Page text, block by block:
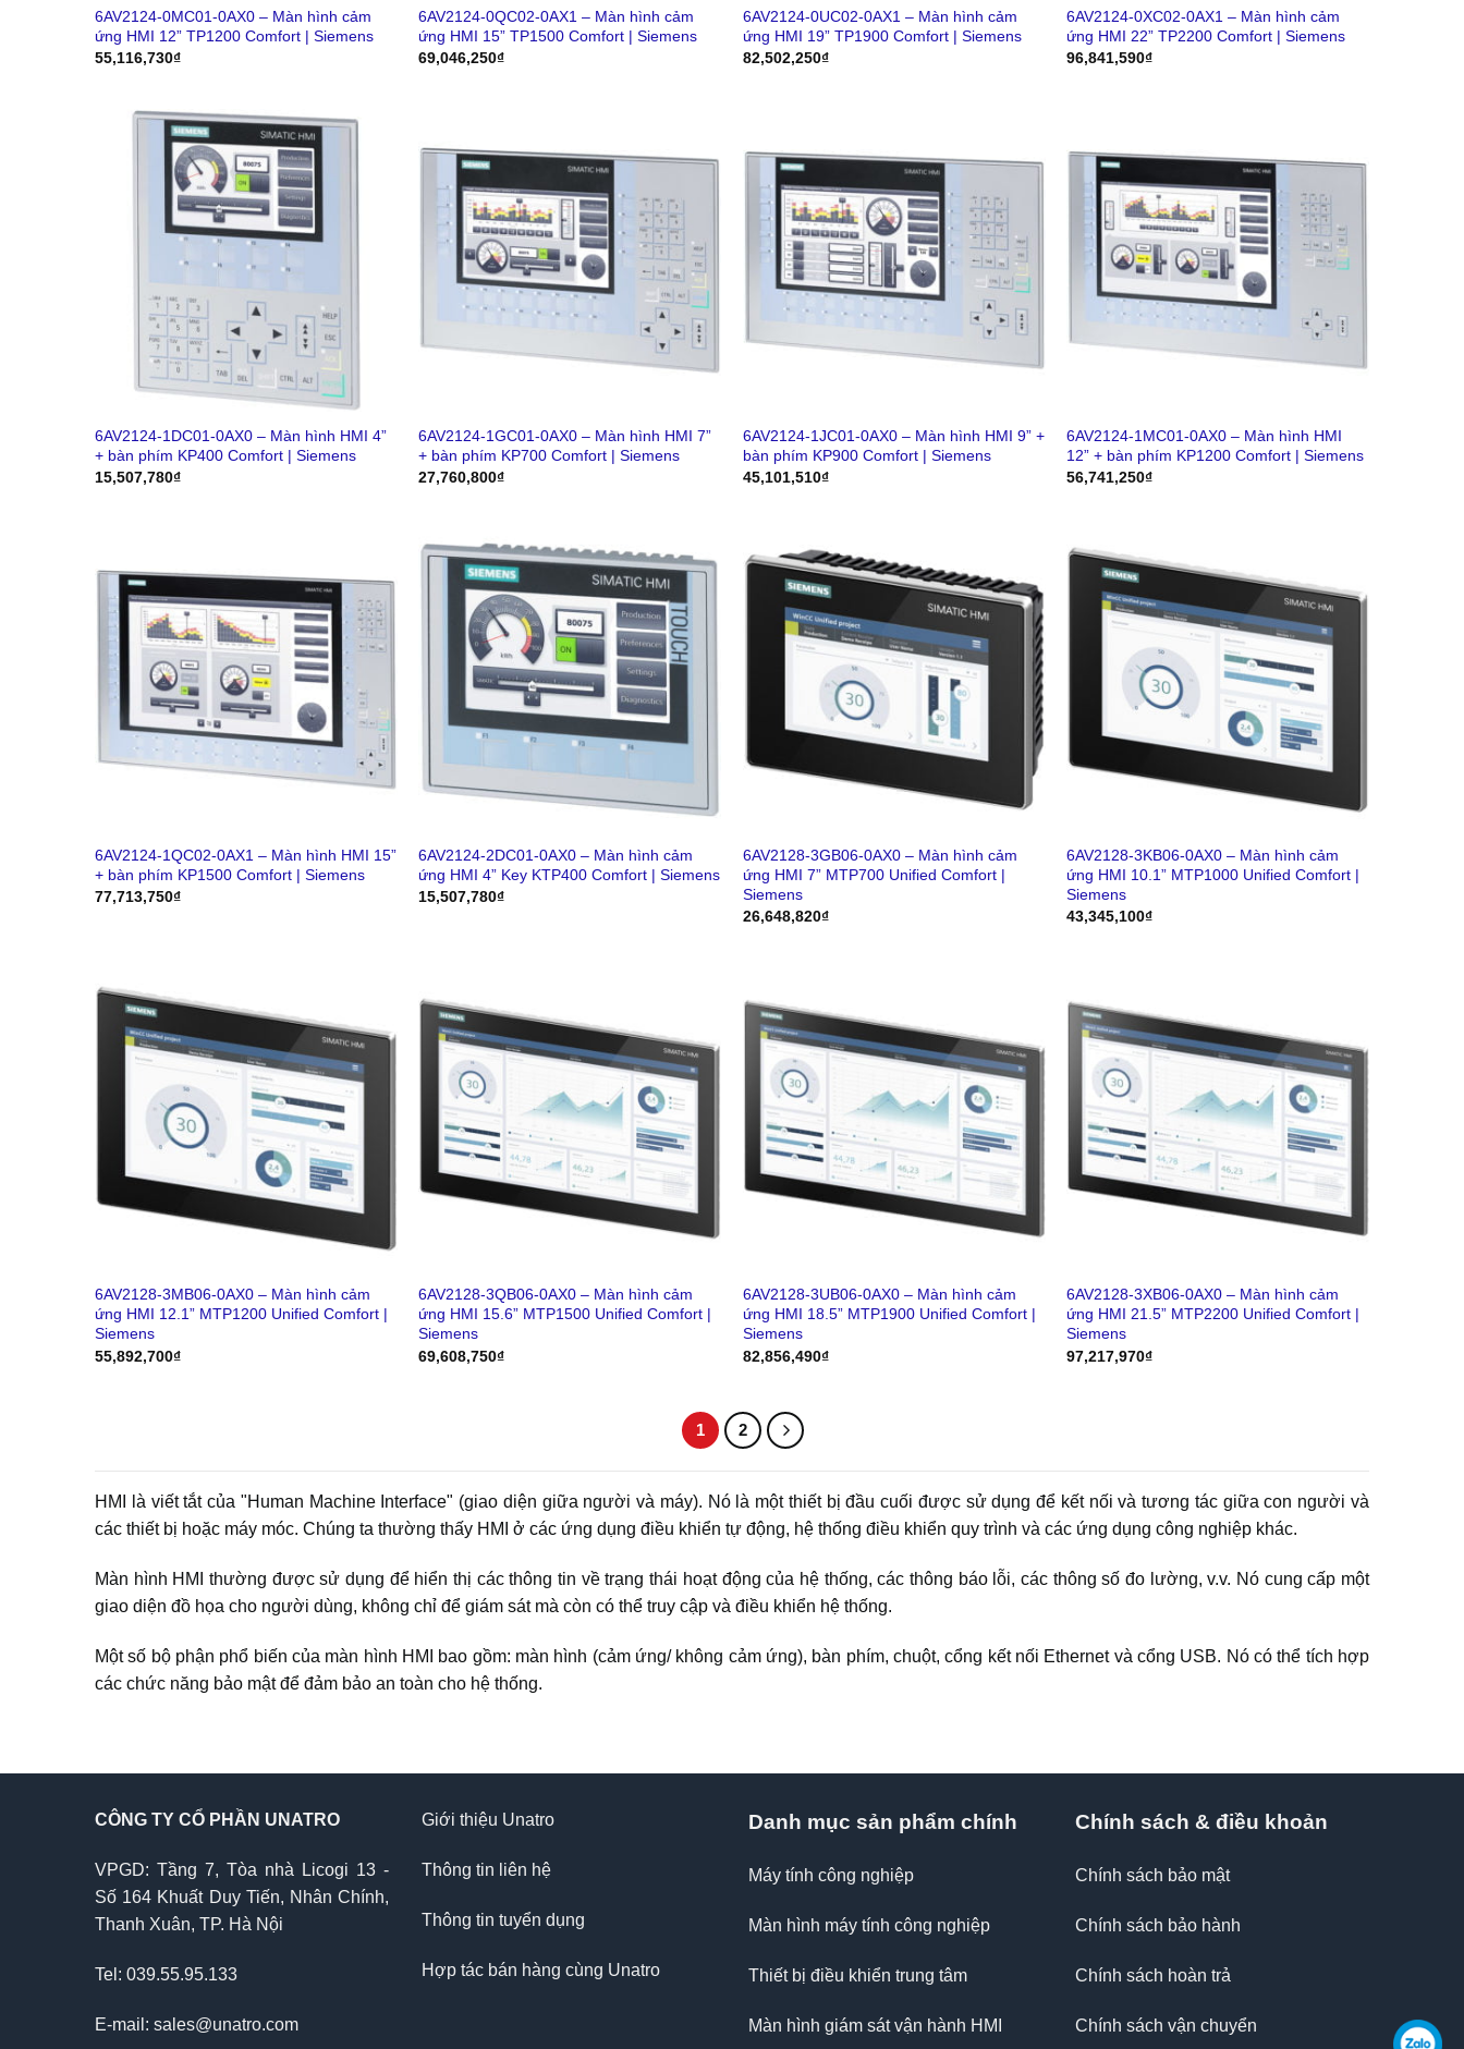
6AV2124-0MC01-0AX0 – Màn hình cảm
ứng HMI 12” TP1200 Comfort | Siemens
55,116,730₫
6AV2124-0QC02-0AX1 – Màn hình cảm
ứng HMI 15” TP1500 Comfort | Siemens
69,046,250₫
6AV2124-0UC02-0AX1 – Màn hình cảm
ứng HMI 19” TP1900 Comfort | Siemens
82,502,250₫
6AV2124-0XC02-0AX1 – Màn hình cảm
ứng HMI 22” TP2200 Comfort | Siemens
96,841,590₫
6AV2124-1DC01-0AX0 – Màn hình HMI 4”
+ bàn phím KP400 Comfort | Siemens
15,507,780₫
6AV2124-1GC01-0AX0 – Màn hình HMI 7”
+ bàn phím KP700 Comfort | Siemens
27,760,800₫
6AV2124-1JC01-0AX0 – Màn hình HMI 9” +
bàn phím KP900 Comfort | Siemens
45,101,510₫
6AV2124-1MC01-0AX0 – Màn hình HMI
12” + bàn phím KP1200 Comfort | Siemens
56,741,250₫
6AV2124-1QC02-0AX1 – Màn hình HMI 15”
+ bàn phím KP1500 Comfort | Siemens
77,713,750₫
6AV2124-2DC01-0AX0 – Màn hình cảm
ứng HMI 4” Key KTP400 Comfort | Siemens
15,507,780₫
6AV2128-3GB06-0AX0 – Màn hình cảm
ứng HMI 7” MTP700 Unified Comfort |
Siemens
26,648,820₫
6AV2128-3KB06-0AX0 – Màn hình cảm
ứng HMI 10.1” MTP1000 Unified Comfort |
Siemens
43,345,100₫
6AV2128-3MB06-0AX0 – Màn hình cảm
ứng HMI 12.1” MTP1200 Unified Comfort |
Siemens
55,892,700₫
6AV2128-3QB06-0AX0 – Màn hình cảm
ứng HMI 15.6” MTP1500 Unified Comfort |
Siemens
69,608,750₫
6AV2128-3UB06-0AX0 – Màn hình cảm
ứng HMI 18.5” MTP1900 Unified Comfort |
Siemens
82,856,490₫
6AV2128-3XB06-0AX0 – Màn hình cảm
ứng HMI 21.5” MTP2200 Unified Comfort |
Siemens
97,217,970₫
1 2
HMI là viết tắt của "Human Machine Interface" (giao diện giữa người và máy). Nó là một thiết bị đầu cuối được sử dụng để kết nối và tương tác giữa con người và
các thiết bị hoặc máy móc. Chúng ta thường thấy HMI ở các ứng dụng điều khiển tự động, hệ thống điều khiển quy trình và các ứng dụng công nghiệp khác.
Màn hình HMI thường được sử dụng để hiển thị các thông tin về trạng thái hoạt động của hệ thống, các thông báo lỗi, các thông số đo lường, v.v. Nó cung cấp một
giao diện đồ họa cho người dùng, không chỉ để giám sát mà còn có thể truy cập và điều khiển hệ thống.
Một số bộ phận phổ biến của màn hình HMI bao gồm: màn hình (cảm ứng/ không cảm ứng), bàn phím, chuột, cổng kết nối Ethernet và cổng USB. Nó có thể tích hợp
các chức năng bảo mật để đảm bảo an toàn cho hệ thống.
CÔNG TY CỔ PHẦN UNATRO
VPGD: Tầng 7, Tòa nhà Licogi 13 -
Số 164 Khuất Duy Tiến, Nhân Chính,
Thanh Xuân, TP. Hà Nội
Tel: 039.55.95.133
E-mail: sales@unatro.com
Giới thiệu Unatro
Thông tin liên hệ
Thông tin tuyển dụng
Hợp tác bán hàng cùng Unatro
Danh mục sản phẩm chính
Máy tính công nghiệp
Màn hình máy tính công nghiệp
Thiết bị điều khiển trung tâm
Màn hình giám sát vận hành HMI
Chính sách & điều khoản
Chính sách bảo mật
Chính sách bảo hành
Chính sách hoàn trả
Chính sách vận chuyển